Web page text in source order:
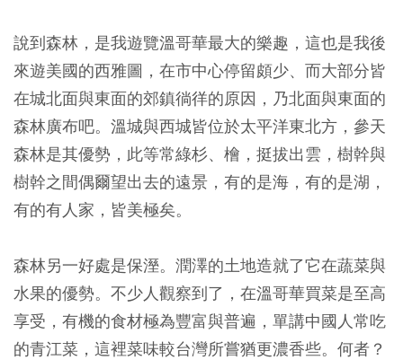
說到森林，是我遊覽溫哥華最大的樂趣，這也是我後
來遊美國的西雅圖，在市中心停留頗少、而大部分皆
在城北面與東面的郊鎮徜徉的原因，乃北面與東面的
森林廣布吧。溫城與西城皆位於太平洋東北方，參天
森林是其優勢，此等常綠杉、檜，挺拔出雲，樹幹與
樹幹之間偶爾望出去的遠景，有的是海，有的是湖，
有的有人家，皆美極矣。
森林另一好處是保溼。潤澤的土地造就了它在蔬菜與
水果的優勢。不少人觀察到了，在溫哥華買菜是至高
享受，有機的食材極為豐富與普遍，單講中國人常吃
的青江菜，這裡菜味較台灣所嘗猶更濃香些。何者？